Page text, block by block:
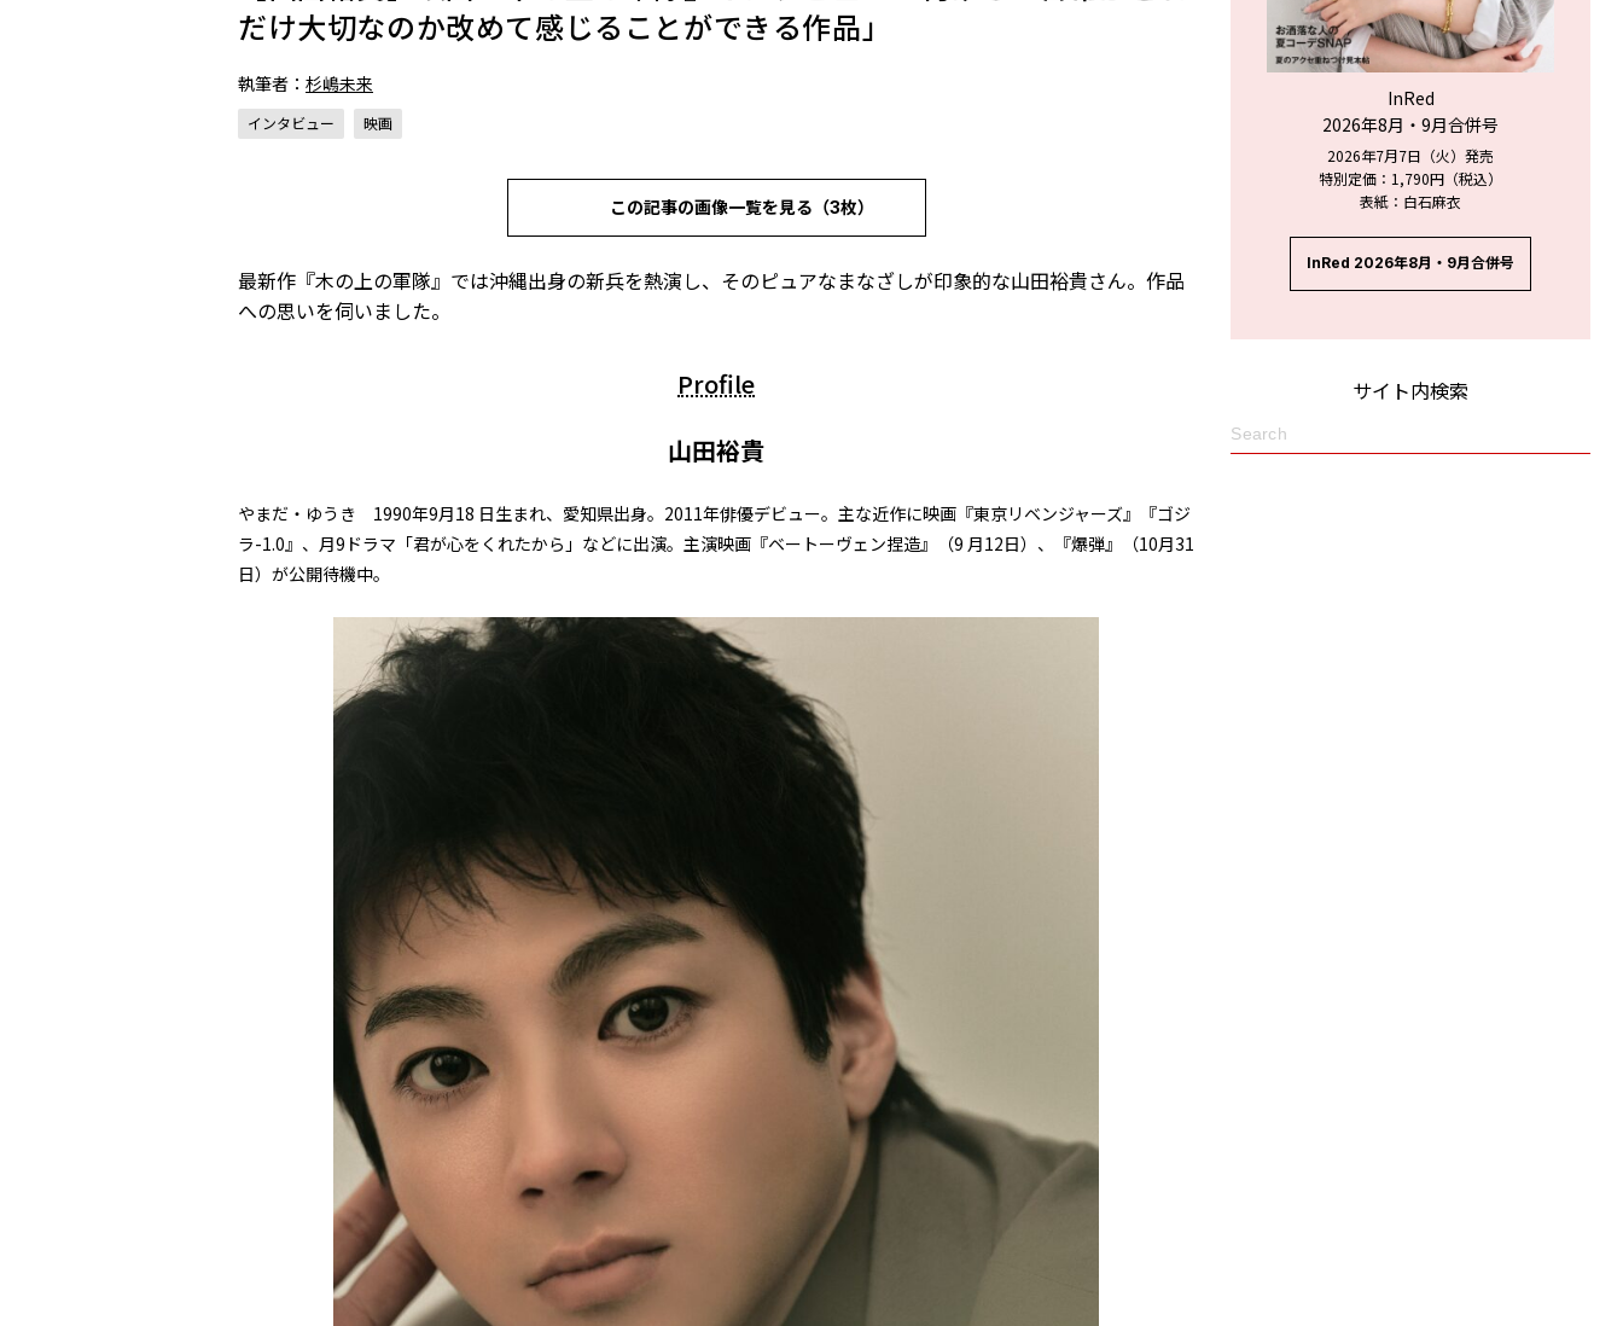
だけ大切なのか改めて感じることができる作品」
執筆者： 杉嶋未来
インタビュー 映画
この記事の画像一覧を見る（3枚）
最新作『木の上の軍隊』では沖縄出身の新兵を熱演し、そのピュアなまなざしが印象的な山田裕貴さん。作品
への思いを伺いました。
Profile
山田裕貴
やまだ・ゆうき 1990年9月18 日生まれ、愛知県出身。2011年俳優デビュー。主な近作に映画『東京リベンジャーズ』『ゴジ
ラ-1.0』、月9ドラマ「君が心をくれたから」などに出演。主演映画『ベートーヴェン捏造』（9 月12日）、『爆弾』（10月31
日）が公開待機中。
InRed
2026年8月・9月合併号
2026年7月7日（火）発売
特別定価：1,790円（税込）
表紙：白石麻衣
InRed 2026年8月・9月合併号
サイト内検索